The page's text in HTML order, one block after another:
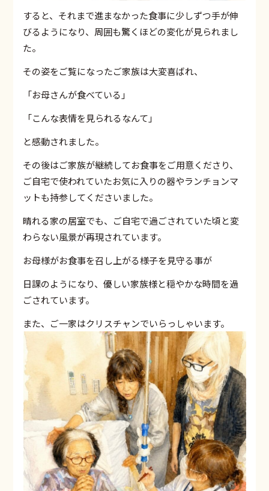
すると、それまで進まなかった食事に少しずつ手が伸
びるようになり、周囲も驚くほどの変化が見られまし
た。
その姿をご覧になったご家族は大変喜ばれ、
「お母さんが食べている」
「こんな表情を見られるなんて」
と感動されました。
その後はご家族が継続してお食事をご用意くださり、
ご自宅で使われていたお気に入りの器やランチョンマ
ットも持参してくださいました。
晴れる家の居室でも、ご自宅で過ごされていた頃と変
わらない風景が再現されています。
お母様がお食事を召し上がる様子を見守る事が
日課のようになり、優しい家族様と穏やかな時間を過
ごされています。
また、ご一家はクリスチャンでいらっしゃいます。